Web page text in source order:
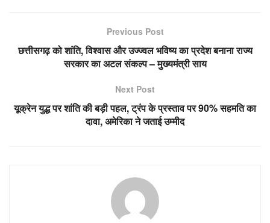
Previous Post
छत्तीसगढ़ को शांति, विश्वास और उज्ज्वल भविष्य का प्रदेश बनाना राज्य
सरकार का अटल संकल्प – मुख्यमंत्री साय
Next Post
यूक्रेन युद्ध पर शांति की बड़ी पहल, ट्रंप के प्रस्ताव पर 90% सहमति का
दावा, अमेरिका ने जताई उम्मीद